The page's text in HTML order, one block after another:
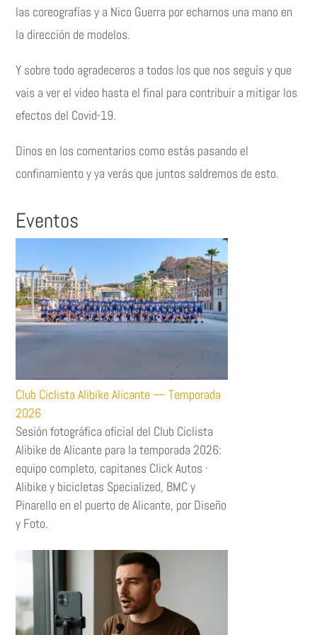
las coreografías y a Nico Guerra por echarnos una mano en
la dirección de modelos.
Y sobre todo agradeceros a todos los que nos seguís y que
vais a ver el video hasta el final para contribuir a mitigar los
efectos del Covid-19.
Dinos en los comentarios como estás pasando el
confinamiento y ya verás que juntos saldremos de esto.
Eventos
Club Ciclista Alibike Alicante — Temporada
2026
Sesión fotográfica oficial del Club Ciclista
Alibike de Alicante para la temporada 2026:
equipo completo, capitanes Click Autos ·
Alibike y bicicletas Specialized, BMC y
Pinarello en el puerto de Alicante, por Diseño
y Foto.